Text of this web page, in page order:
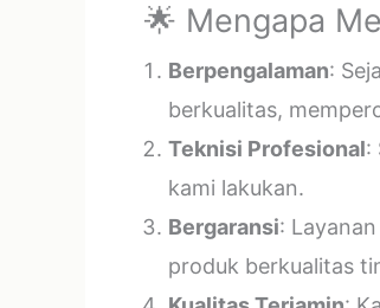
🌟 Mengapa
Berpengalaman:
berkualitas,
Teknisi Profesional:
kami lakukan.
Bergaransi:
produk berkualitas